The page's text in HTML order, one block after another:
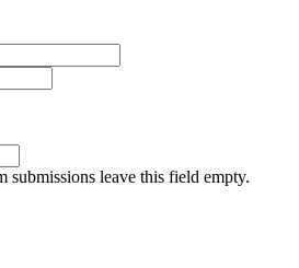
submissions leave this field empty.